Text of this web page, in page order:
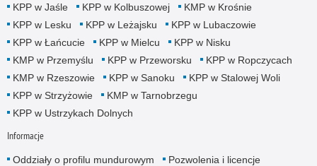
KPP w Jaśle
KPP w Kolbuszowej
KMP w Krośnie
KPP w Lesku
KPP w Leżajsku
KPP w Lubaczowie
KPP w Łańcucie
KPP w Mielcu
KPP w Nisku
KMP w Przemyślu
KPP w Przeworsku
KPP w Ropczycach
KMP w Rzeszowie
KPP w Sanoku
KPP w Stalowej Woli
KPP w Strzyżowie
KMP w Tarnobrzegu
KPP w Ustrzykach Dolnych
Informacje
Oddziały o profilu mundurowym
Pozwolenia i licencje